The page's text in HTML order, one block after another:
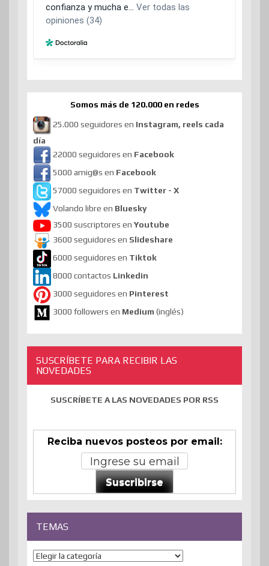
Somos más de 120.000 en redes
25.000 seguidores en Instagram, reels cada
día
22000 seguidores en Facebook
5000 amig@s en Facebook
57000 seguidores en Twitter - X
Volando libre en Bluesky
3500 suscriptores en Youtube
3600 seguidores en Slideshare
6000 seguidores en Tiktok
8000 contactos Linkedin
3000 seguidores en Pinterest
3000 followers en Medium (inglés)
SUSCRÍBETE PARA RECIBIR LAS
NOVEDADES
SUSCRÍBETE A LAS NOVEDADES POR RSS
Reciba nuevos posteos por email:
Suscribirse
TEMAS
Temas